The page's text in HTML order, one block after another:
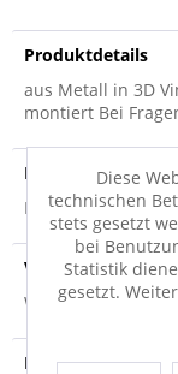
Produktdetails
aus Metall in 3D
montiert Bei
Produktsicherheit
Produktsicherheit
Versandinfo
Weitere
Hersteller
Diese
technischen
stets gesetzt
bei
Statistik
gesetzt.